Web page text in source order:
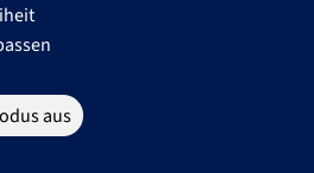
aus